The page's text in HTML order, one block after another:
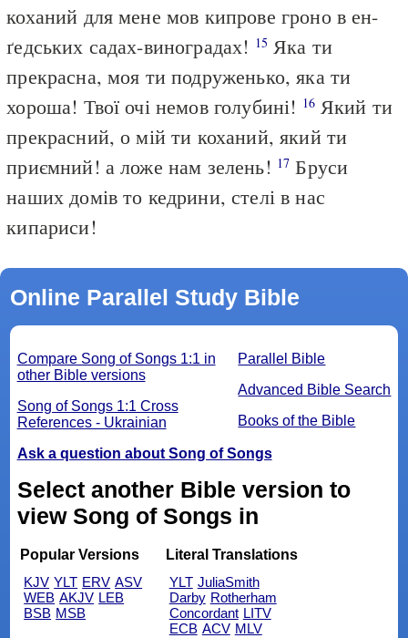
коханий для мене мов кипрове гроно в ен-
ґедських садах-виноградах! 15 Яка ти
прекрасна, моя ти подруженько, яка ти
хороша! Твої очі немов голубині! 16Який ти
прекрасний, о мій ти коханий, який ти
приємний! а ложе нам зелень! 17 Бруси
наших домів то кедрини, стелі в нас
кипариси!
Online Parallel Study Bible
Parallel Bible
Advanced Bible Search
Books of the Bible
Compare Song of Songs 1:1 in
other Bible versions
Song of Songs 1:1 Cross
References - Ukrainian
Ask a question about Song of Songs
Select another Bible version to
view Song of Songs in
Popular Versions
KJV YLT ERV ASV
WEB AKJV LEB
BSB MSB
Literal Translations
YLT JuliaSmith
Darby Rotherham
Concordant LITV
ECB ACV MLV